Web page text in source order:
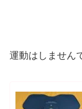
運動はしません